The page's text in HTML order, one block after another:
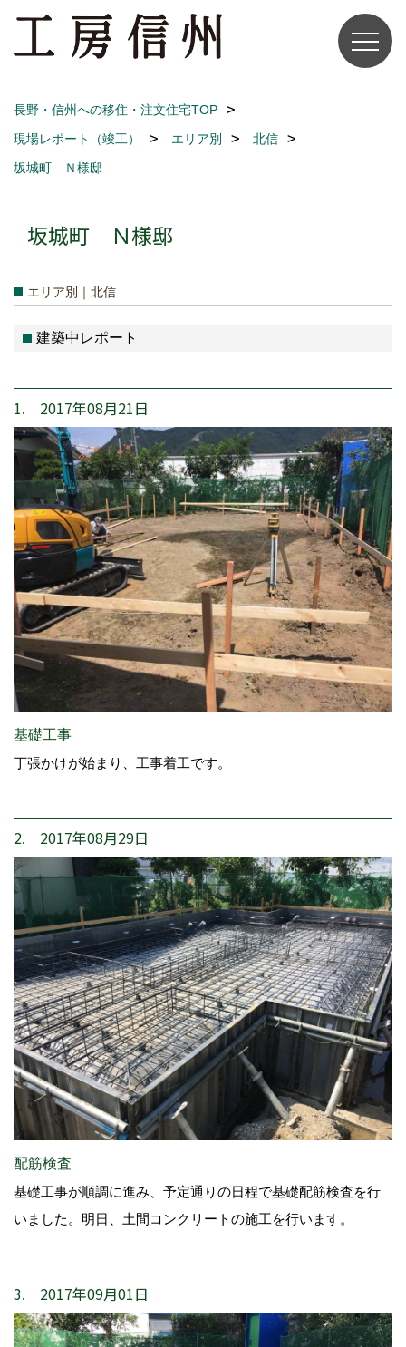
長野・信州への移住・注文住宅TOP
現場レポート（竣工）
エリア別
北信
坂城町 Ｎ様邸
坂城町 Ｎ様邸
エリア別｜北信
建築中レポート
1. 2017年08月21日
基礎工事
丁張かけが始まり、工事着工です。
2. 2017年08月29日
配筋検査
基礎工事が順調に進み、予定通りの日程で基礎配筋検査を行
いました。明日、土間コンクリートの施工を行います。
3. 2017年09月01日